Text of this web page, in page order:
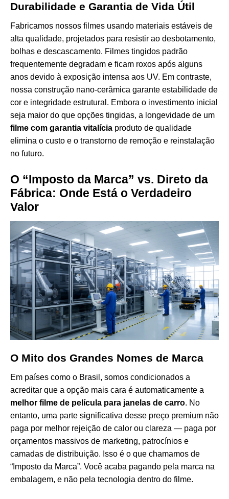
Durabilidade e Garantia de Vida Útil
Fabricamos nossos filmes usando materiais estáveis de
alta qualidade, projetados para resistir ao desbotamento,
bolhas e descascamento. Filmes tingidos padrão
frequentemente degradam e ficam roxos após alguns
anos devido à exposição intensa aos UV. Em contraste,
nossa construção nano-cerâmica garante estabilidade de
cor e integridade estrutural. Embora o investimento inicial
seja maior do que opções tingidas, a longevidade de um
filme com garantia vitalícia produto de qualidade
elimina o custo e o transtorno de remoção e reinstalação
no futuro.
O “Imposto da Marca” vs. Direto da
Fábrica: Onde Está o Verdadeiro
Valor
O Mito dos Grandes Nomes de Marca
Em países como o Brasil, somos condicionados a
acreditar que a opção mais cara é automaticamente a
melhor filme de película para janelas de carro. No
entanto, uma parte significativa desse preço premium não
paga por melhor rejeição de calor ou clareza — paga por
orçamentos massivos de marketing, patrocínios e
camadas de distribuição. Isso é o que chamamos de
“Imposto da Marca”. Você acaba pagando pela marca na
embalagem, e não pela tecnologia dentro do filme.